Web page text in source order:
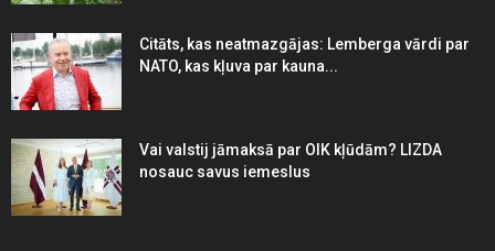
Citāts, kas neatmazgājas: Lemberga vārdi par
NATO, kas kļuva par kauna...
Vai valstij jāmaksā par OIK kļūdām? LIZDA
nosauc savus iemeslus